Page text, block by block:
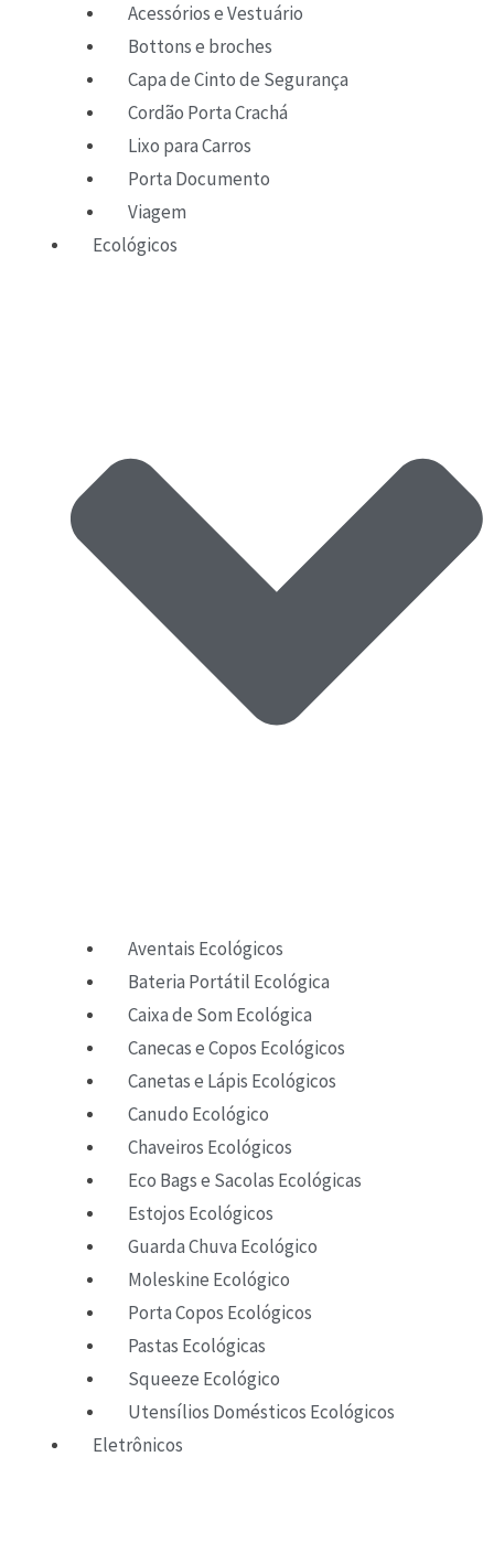
Acessórios e Vestuário
Bottons e broches
Capa de Cinto de Segurança
Cordão Porta Crachá
Lixo para Carros
Porta Documento
Viagem
Ecológicos
Aventais Ecológicos
Bateria Portátil Ecológica
Caixa de Som Ecológica
Canecas e Copos Ecológicos
Canetas e Lápis Ecológicos
Canudo Ecológico
Chaveiros Ecológicos
Eco Bags e Sacolas Ecológicas
Estojos Ecológicos
Guarda Chuva Ecológico
Moleskine Ecológico
Porta Copos Ecológicos
Pastas Ecológicas
Squeeze Ecológico
Utensílios Domésticos Ecológicos
Eletrônicos